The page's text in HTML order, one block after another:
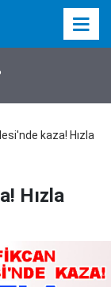
üzerine
kaza! Hızla
Hızla